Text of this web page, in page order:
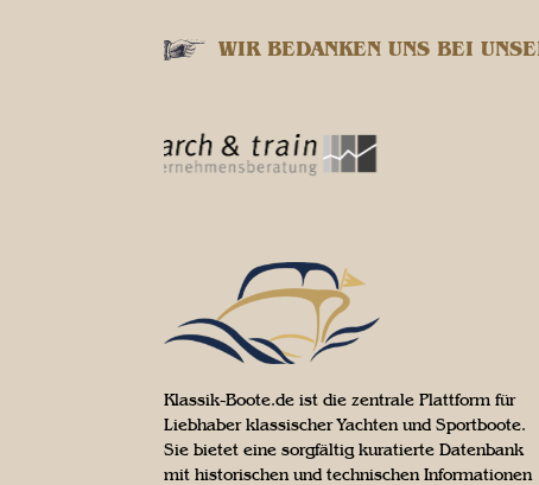
WIR BEDANKEN UNS BEI
Klassik-Boote.de ist die zentrale Plattform für
Liebhaber klassischer Yachten und Sportboote.
Sie bietet eine sorgfältig kuratierte Datenbank
mit historischen und technischen Informationen